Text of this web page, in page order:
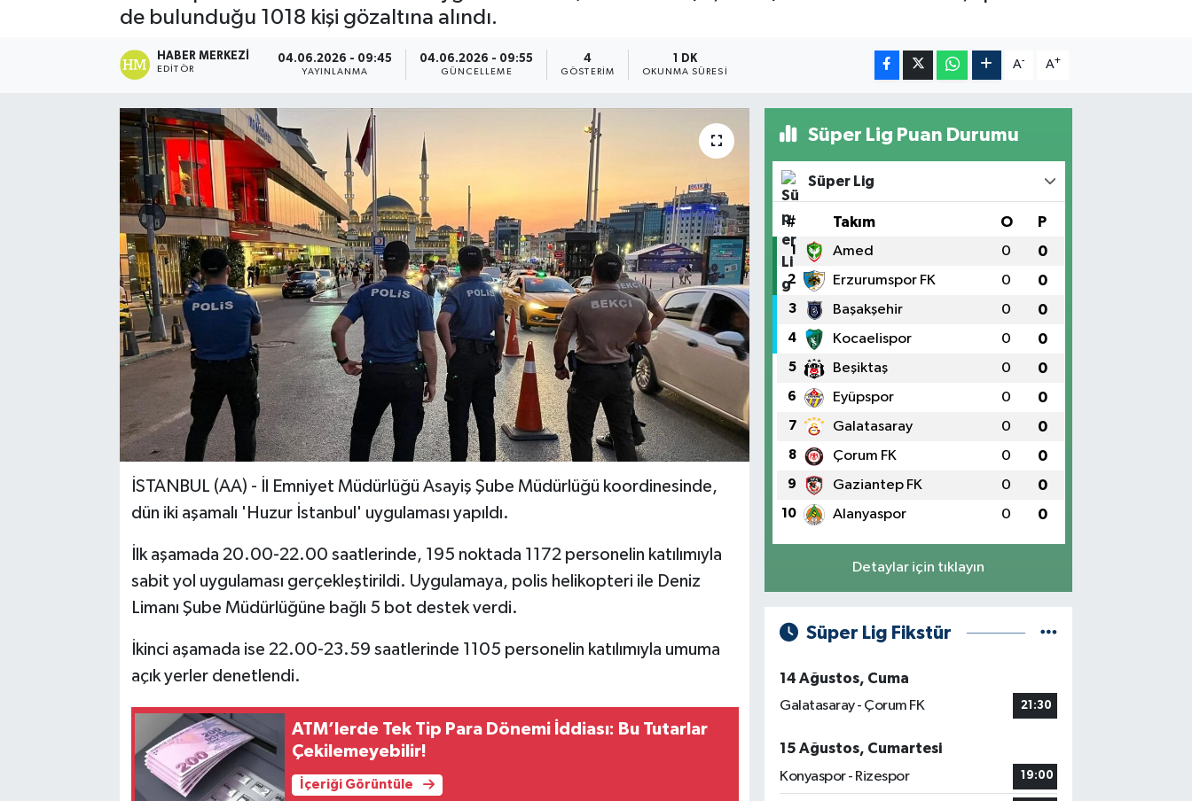
de bulunduğu 1018 kişi gözaltına alındı.
HABER MERKEZI
EDITÖR
04.06.2026 - 09:45
YAYINLANMA
04.06.2026 - 09:55
GÜNCELLEME
4
GÖSTERIM
1 DK
OKUNMA SÜRESI
A- A+
İSTANBUL (AA) - İl Emniyet Müdürlüğü Asayiş Şube Müdürlüğü koordinesinde,
dün iki aşamalı 'Huzur İstanbul' uygulaması yapıldı.
İlk aşamada 20.00-22.00 saatlerinde, 195 noktada 1172 personelin katılımıyla
sabit yol uygulaması gerçekleştirildi. Uygulamaya, polis helikopteri ile Deniz
Limanı Şube Müdürlüğüne bağlı 5 bot destek verdi.
İkinci aşamada ise 22.00-23.59 saatlerinde 1105 personelin katılımıyla umuma
açık yerler denetlendi.
ATM’lerde Tek Tip Para Dönemi İddiası: Bu Tutarlar
Çekilemeyebilir!
İçeriği Görüntüle
Süper Lig Puan Durumu
Süper Lig
# Takım O P
1 Amed 0 0
2 Erzurumspor FK 0 0
3 Başakşehir 0 0
4 Kocaelispor 0 0
5 Beşiktaş 0 0
6 Eyüpspor 0 0
7 Galatasaray 0 0
8 Çorum FK 0 0
9 Gaziantep FK 0 0
10 Alanyaspor 0 0
Detaylar için tıklayın
Süper Lig Fikstür
14 Ağustos, Cuma
Galatasaray - Çorum FK
21:30
15 Ağustos, Cumartesi
Konyaspor - Rizespor
19:00